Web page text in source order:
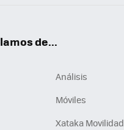
de...
Análisis
Móviles
Xataka Movilidad